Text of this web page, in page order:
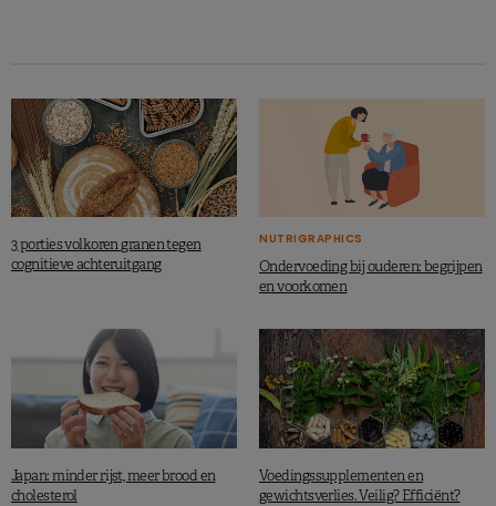
3 porties volkoren granen tegen
cognitieve achteruitgang
NUTRIGRAPHICS
Ondervoeding bij ouderen: begrijpen
en voorkomen
Japan: minder rijst, meer brood en
cholesterol
Voedingssupplementen en
gewichtsverlies. Veilig? Efficiënt?